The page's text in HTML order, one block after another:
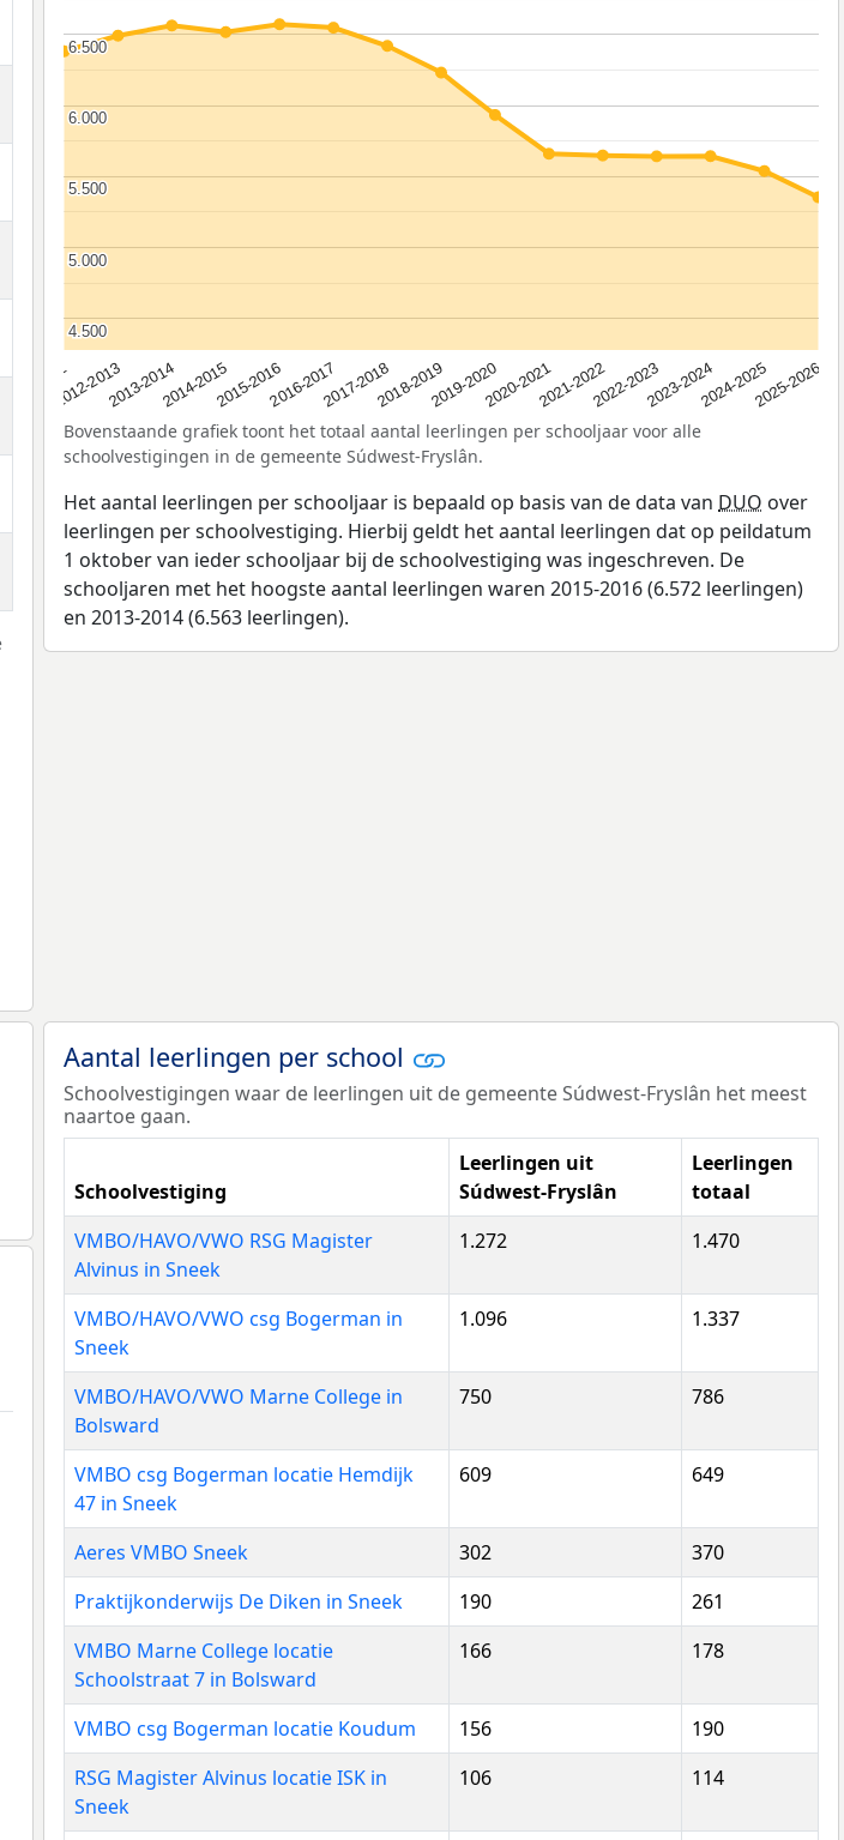
20122012-20132013-20142014-20152015-20162016-20172017-20182018-20192019-20202020-20212021-20222022-20232023-20242024-20252025-2026
4.500
4.500
5.000
5.000
5.500
5.500
6.000
6.000
6.500
6.500
Bovenstaande grafiek toont het totaal aantal leerlingen per schooljaar voor alle
schoolvestigingen in de gemeente Súdwest-Fryslân.
Het aantal leerlingen per schooljaar is bepaald op basis van de data van DUO over
leerlingen per schoolvestiging. Hierbij geldt het aantal leerlingen dat op peildatum
1 oktober van ieder schooljaar bij de schoolvestiging was ingeschreven. De
schooljaren met het hoogste aantal leerlingen waren 2015-2016 (6.572 leerlingen)
en 2013-2014 (6.563 leerlingen).
Aantal leerlingen per school
Schoolvestigingen waar de leerlingen uit de gemeente Súdwest-Fryslân het meest
naartoe gaan.
Schoolvestiging
Leerlingen uit
Súdwest-Fryslân
Leerlingen
totaal
VMBO/HAVO/VWO RSG Magister
Alvinus in Sneek
1.272 1.470
VMBO/HAVO/VWO csg Bogerman in
Sneek
1.096 1.337
VMBO/HAVO/VWO Marne College in
Bolsward
750 786
VMBO csg Bogerman locatie Hemdijk
47 in Sneek
609 649
Aeres VMBO Sneek 302
370
Praktijkonderwijs De Diken in Sneek
190
261
VMBO Marne College locatie
Schoolstraat 7 in Bolsward
166 178
VMBO csg Bogerman locatie Koudum 156
190
RSG Magister Alvinus locatie ISK in
Sneek
106 114